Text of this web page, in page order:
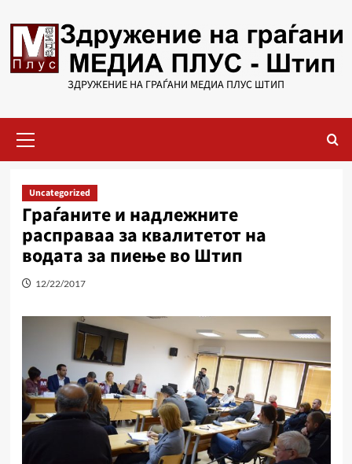
to
content
ЗДРУЖЕНИЕ НА ГРАЃАНИ МЕДИА ПЛУС ШТИП
Menu
Uncategorized
Граѓаните и надлежните
расправаа за квалитетот на
водата за пиење во Штип
12/22/2017